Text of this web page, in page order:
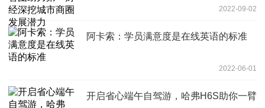
2022-09-02
阿卡索：学员满意度是在线英语的标准
2022-06-01
开启省心端午自驾游，哈弗H6S助你一臂